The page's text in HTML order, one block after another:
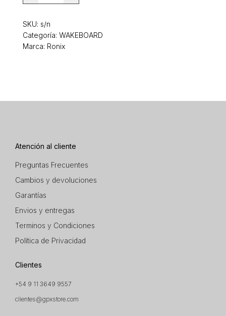
SKU: s/n
Categoría: WAKEBOARD
Marca: Ronix
Atención al cliente
Preguntas Frecuentes
Cambios y devoluciones
Garantías
Envios y entregas
Terminos y Condiciones
Política de Privacidad
Clientes
+54 9 11 3649 9557
clientes@gpxstore.com